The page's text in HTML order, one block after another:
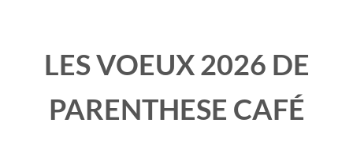
LES VOEUX 2026 DE
PARENTHESE CAFÉ